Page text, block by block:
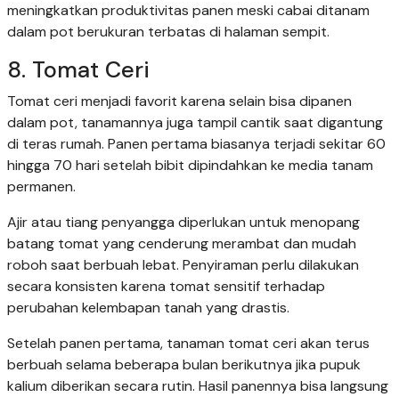
meningkatkan produktivitas panen meski cabai ditanam
dalam pot berukuran terbatas di halaman sempit.
8. Tomat Ceri
Tomat ceri menjadi favorit karena selain bisa dipanen
dalam pot, tanamannya juga tampil cantik saat digantung
di teras rumah. Panen pertama biasanya terjadi sekitar 60
hingga 70 hari setelah bibit dipindahkan ke media tanam
permanen.
Ajir atau tiang penyangga diperlukan untuk menopang
batang tomat yang cenderung merambat dan mudah
roboh saat berbuah lebat. Penyiraman perlu dilakukan
secara konsisten karena tomat sensitif terhadap
perubahan kelembapan tanah yang drastis.
Setelah panen pertama, tanaman tomat ceri akan terus
berbuah selama beberapa bulan berikutnya jika pupuk
kalium diberikan secara rutin. Hasil panennya bisa langsung